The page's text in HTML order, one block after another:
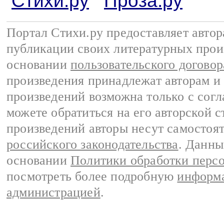
Портал Стихи.ру предоставляет
публикации своих литературных
основании пользовательского
произведения принадлежат авторам
произведений возможна только с
можете обратиться на его авторской
произведений авторы несут
российского законодательства.
основании Политики обработки
посмотреть более подробную
администрацией.